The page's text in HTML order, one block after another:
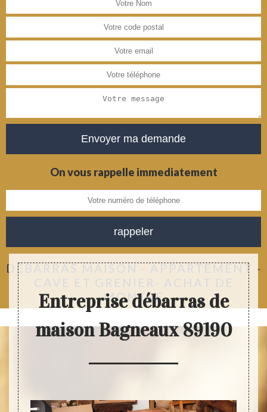
On vous rappelle immediatement
DÉBARRAS MAISON - APPARTEMENT -
CAVE ET GRENIER- ACHAT DE
MONTRE
Entreprise débarras de
maison Bagneaux 89190